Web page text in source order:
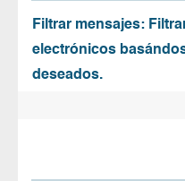
Filtrar mensajes:
electrónicos
deseados.